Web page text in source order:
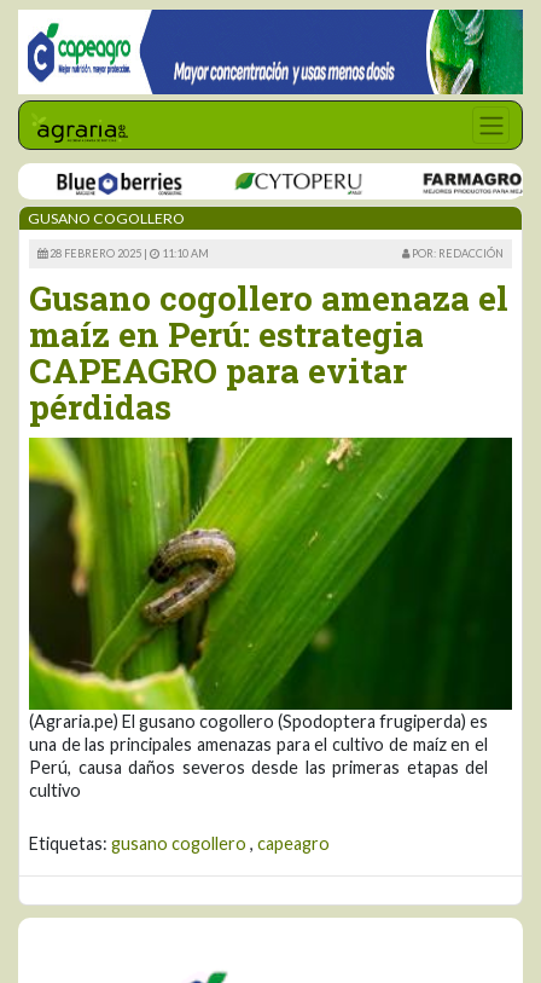
GUSANO COGOLLERO
28 FEBRERO 2025 | 11:10 AM POR: REDACCIÓN
Gusano cogollero amenaza el
maíz en Perú: estrategia
CAPEAGRO para evitar
pérdidas
(Agraria.pe) El gusano cogollero (Spodoptera frugiperda) es
una de las principales amenazas para el cultivo de maíz en el
Perú, causa daños severos desde las primeras etapas del
cultivo
Etiquetas: gusano cogollero , capeagro